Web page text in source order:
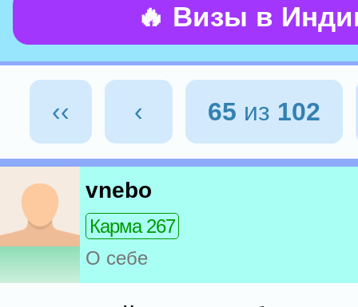
🔥 Визы в
‹‹ ‹ 65 из 102
vnebo
Карма 267
О себе